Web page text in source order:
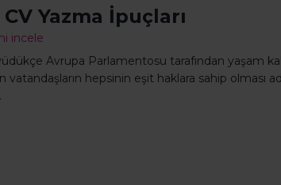
Yazma İpuçları
incele
Avrupa Parlamentosu tarafından yaşam
vatandaşların hepsinin eşit haklara sahip olması